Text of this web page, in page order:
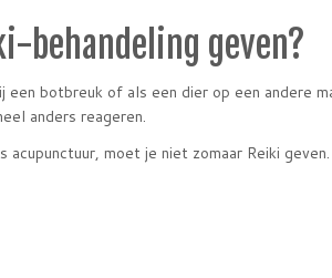
behandeling geven?
botbreuk of als een dier op een andere
anders reageren.
moet je niet zomaar Reiki